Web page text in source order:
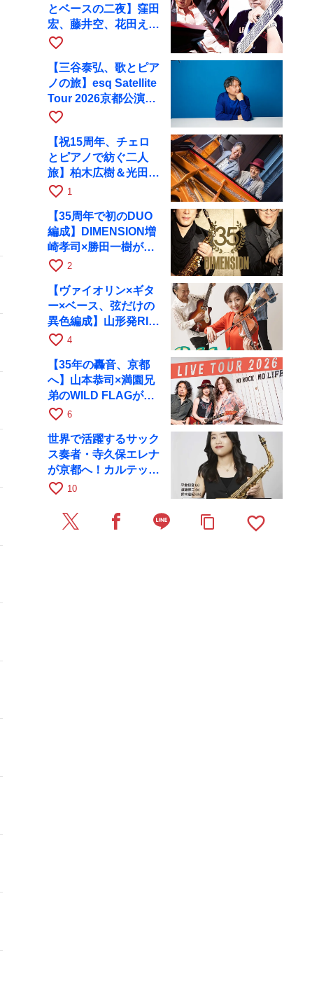
とベースの二夜】窪田
宏、藤井空、花田えみ
と京都RAGで共演
favorite_border
【三谷泰弘、歌とピア
ノの旅】esq Satellite
Tour 2026京都公演を
10月に開催
favorite_border
【祝15周年、チェロ
とピアノで紡ぐ二人
旅】柏木広樹＆光田健
一が11月12日に京都
favorite_border 1
【35周年で初のDUO
編成】DIMENSION増
崎孝司×勝田一樹が10
月11日に京都RAGへ
favorite_border 2
【ヴァイオリン×ギタ
ー×ベース、弦だけの
異色編成】山形発RIM
が初全国ツアーで8月
favorite_border 4
【35年の轟音、京都
へ】山本恭司×満園兄
弟のWILD FLAGが8
月6日にRAGでライブ
favorite_border 6
世界で活躍するサック
ス奏者・寺久保エレナ
が京都へ！カルテッ
ト・ツアー京都公演を
favorite_border 10
content_copy favorite_border